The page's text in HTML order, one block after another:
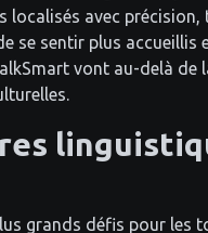
avec précision,
se sentir plus accueillis
vont au-delà
grands défis pour les